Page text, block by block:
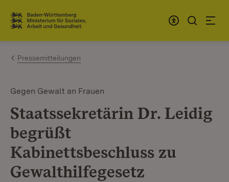
Zum Inhalt springen
Link zur Startseite
Pressemitteilungen
Gegen Gewalt an Frauen
Staatssekretärin Dr. Leidig
begrüßt
Kabinettsbeschluss zu
Gewalthilfegesetz